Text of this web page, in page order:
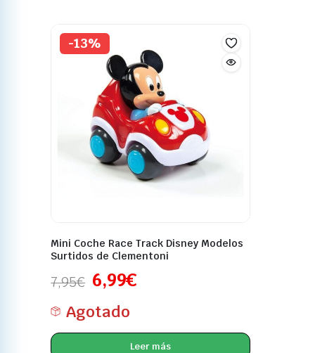
-13%
Mini Coche Race Track Disney Modelos
Surtidos de Clementoni
7,95€ 6,99€
Agotado
Leer más